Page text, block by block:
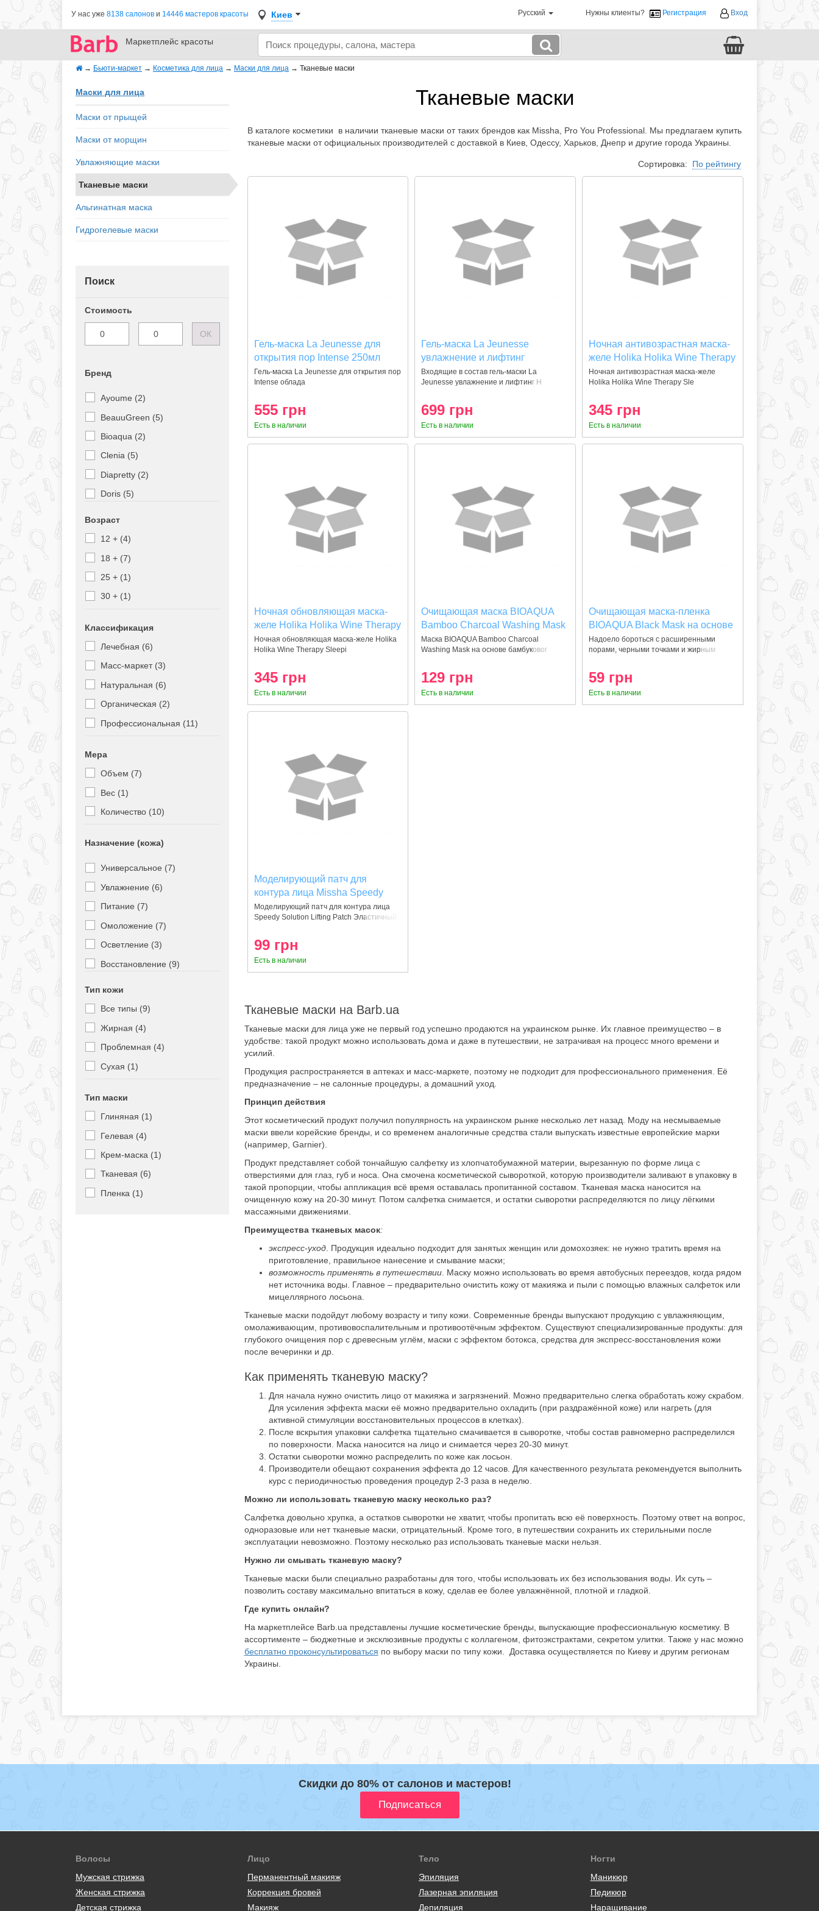
У нас уже 8138 салонов и 14446 мастеров красоты Киев Русский Нужны клиенты? Регистрация Вход
Маркетплейс красоты
→ Бьюти-маркет → Косметика для лица → Маски для лица → Тканевые маски
Маски для лица
Маски от прыщей
Маски от морщин
Увлажняющие маски
Тканевые маски
Альгинатная маска
Гидрогелевые маски
Поиск
Стоимость
ОК
Бренд
Ayoume (2)
BeauuGreen (5)
Bioaqua (2)
Clenia (5)
Diapretty (2)
Doris (5)
Genosys (1)
Holika Holika (21)
IYOUB (2)
Konad (6)
La Jeunesse (2)
May island (16)
Mitomo (2)
O HUI (4)
Pro You Professional (1)
Real Barrier (4)
VT Cosmetics (5)
Wellderma (4)
Возраст
12 + (4)
18 + (7)
25 + (1)
30 + (1)
Классификация
Лечебная (6)
Масс-маркет (3)
Натуральная (6)
Органическая (2)
Профессиональная (11)
Мера
Объем (7)
Вес (1)
Количество (10)
Назначение (кожа)
Универсальное (7)
Увлажнение (6)
Питание (7)
Омоложение (7)
Осветление (3)
Восстановление (9)
(1)
Лечение (4)
Тип кожи
Все типы (9)
Жирная (4)
Проблемная (4)
Сухая (1)
Тип маски
Глиняная (1)
Гелевая (4)
Крем-маска (1)
Тканевая (6)
Пленка (1)
Тканевые маски
В каталоге косметики в наличии тканевые маски от таких брендов как Missha, Pro You Professional. Мы предлагаем купить
тканевые маски от официальных производителей с доставкой в Киев, Одессу, Харьков, Днепр и другие города Украины.
Сортировка: По рейтингу
Гель-маска La Jeunesse для
открытия пор Intense 250мл
Гель-маска La Jeunesse для открытия пор
Intense облада
555 грн
Есть в наличии
Гель-маска La Jeunesse
увлажнение и лифтинг
Hydration and lifting 250мл
Входящие в состав гель-маски La
Jeunesse увлажнение и лифтинг H
699 грн
Есть в наличии
Ночная антивозрастная маска-
желе Holika Holika Wine Therapy
Sleeping Mask Red Wine 120мл
Ночная антивозрастная маска-желе
Holika Holika Wine Therapy Sle
345 грн
Есть в наличии
Ночная обновляющая маска-
желе Holika Holika Wine Therapy
Sleeping Mask White Wine
120мл
Ночная обновляющая маска-желе Holika
Holika Wine Therapy Sleepi
345 грн
Есть в наличии
Очищающая маска BIOAQUA
Bamboo Charcoal Washing Mask
на основе бамбукового угля
140мг
Маска BIOAQUA Bamboo Charcoal
Washing Mask на основе бамбуковог
129 грн
Есть в наличии
Очищающая маска-пленка
BIOAQUA Black Mask на основе
бамбукового угля 60мг
Надоело бороться с расширенными
порами, черными точками и жирным
59 грн
Есть в наличии
Моделирующий патч для
контура лица Missha Speedy
Solution Lifting Patch
(8806185764520)
Моделирующий патч для контура лица
Speedy Solution Lifting Patch Эластичный
99 грн
Есть в наличии
Тканевые маски на Barb.ua
Тканевые маски для лица уже не первый год успешно продаются на украинском рынке. Их главное преимущество – в
удобстве: такой продукт можно использовать дома и даже в путешествии, не затрачивая на процесс много времени и
усилий.
Продукция распространяется в аптеках и масс-маркете, поэтому не подходит для профессионального применения. Её
предназначение – не салонные процедуры, а домашний уход.
Принцип действия
Этот косметический продукт получил популярность на украинском рынке несколько лет назад. Моду на несмываемые
маски ввели корейские бренды, и со временем аналогичные средства стали выпускать известные европейские марки
(например, Garnier).
Продукт представляет собой тончайшую салфетку из хлопчатобумажной материи, вырезанную по форме лица с
отверстиями для глаз, губ и носа. Она смочена косметической сывороткой, которую производители заливают в упаковку в
такой пропорции, чтобы аппликация всё время оставалась пропитанной составом. Тканевая маска наносится на
очищенную кожу на 20-30 минут. Потом салфетка снимается, и остатки сыворотки распределяются по лицу лёгкими
массажными движениями.
Преимущества тканевых масок:
экспресс-уход. Продукция идеально подходит для занятых женщин или домохозяек: не нужно тратить время на
приготовление, правильное нанесение и смывание маски;
возможность применять в путешествии. Маску можно использовать во время автобусных переездов, когда рядом
нет источника воды. Главное – предварительно очистить кожу от макияжа и пыли с помощью влажных салфеток или
мицеллярного лосьона.
Тканевые маски подойдут любому возрасту и типу кожи. Современные бренды выпускают продукцию с увлажняющим,
омолаживающим, противовоспалительным и противоотёчным эффектом. Существуют специализированные продукты: для
глубокого очищения пор с древесным углём, маски с эффектом ботокса, средства для экспресс-восстановления кожи
после вечеринки и др.
Как применять тканевую маску?
Для начала нужно очистить лицо от макияжа и загрязнений. Можно предварительно слегка обработать кожу скрабом.
Для усиления эффекта маски её можно предварительно охладить (при раздражённой коже) или нагреть (для
активной стимуляции восстановительных процессов в клетках).
После вскрытия упаковки салфетка тщательно смачивается в сыворотке, чтобы состав равномерно распределился
по поверхности. Маска наносится на лицо и снимается через 20-30 минут.
Остатки сыворотки можно распределить по коже как лосьон.
Производители обещают сохранения эффекта до 12 часов. Для качественного результата рекомендуется выполнить
курс с периодичностью проведения процедур 2-3 раза в неделю.
Можно ли использовать тканевую маску несколько раз?
Салфетка довольно хрупка, а остатков сыворотки не хватит, чтобы пропитать всю её поверхность. Поэтому ответ на вопрос,
одноразовые или нет тканевые маски, отрицательный. Кроме того, в путешествии сохранить их стерильными после
эксплуатации невозможно. Поэтому несколько раз использовать тканевые маски нельзя.
Нужно ли смывать тканевую маску?
Тканевые маски были специально разработаны для того, чтобы использовать их без использования воды. Их суть –
позволить составу максимально впитаться в кожу, сделав ее более увлажнённой, плотной и гладкой.
Где купить онлайн?
На маркетплейсе Barb.ua представлены лучшие косметические бренды, выпускающие профессиональную косметику. В
ассортименте – бюджетные и эксклюзивные продукты с коллагеном, фитоэкстрактами, секретом улитки. Также у нас можно
бесплатно проконсультироваться по выбору маски по типу кожи. Доставка осуществляется по Киеву и другим регионам
Украины.
Скидки до 80% от салонов и мастеров!
Волосы
Мужская стрижка
Женская стрижка
Детская стрижка
Лицо
Перманентный макияж
Коррекция бровей
Макияж
Тело
Эпиляция
Лазерная эпиляция
Депиляция
Ногти
Маникюр
Педикюр
Наращивание